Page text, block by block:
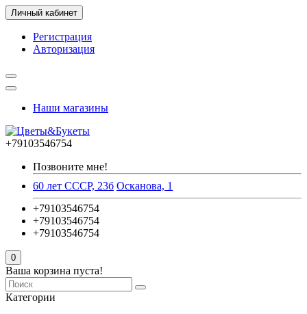
Личный кабинет
Регистрация
Авторизация
Наши магазины
+79103546754
Позвоните мне!
60 лет СССР, 23б Осканова, 1
+79103546754
+79103546754
+79103546754
0
Ваша корзина пуста!
Категории